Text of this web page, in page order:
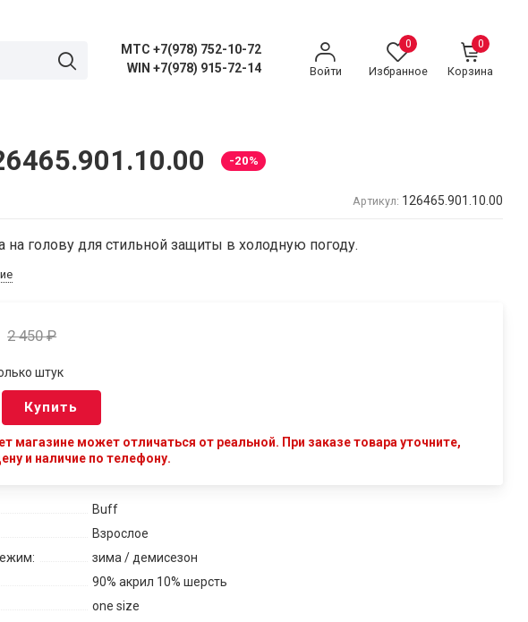
MTC +7(978) 752-10-72
WIN +7(978) 915-72-14
Войти
0
Избранное
0
Корзина
-20%
Артикул: 126465.901.10.00
на голову для стильной защиты в холодную погоду.
2 450₽
штук
Купить
магазине может отличаться от реальной. При заказе товара уточните,
и наличие по телефону.
Buff
Взрослое
зима / демисезон
90% акрил 10% шерсть
one size